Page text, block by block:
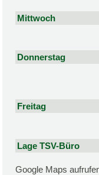
Mittwoch
Donnerstag
Freitag
Lage TSV-Büro
Google Maps